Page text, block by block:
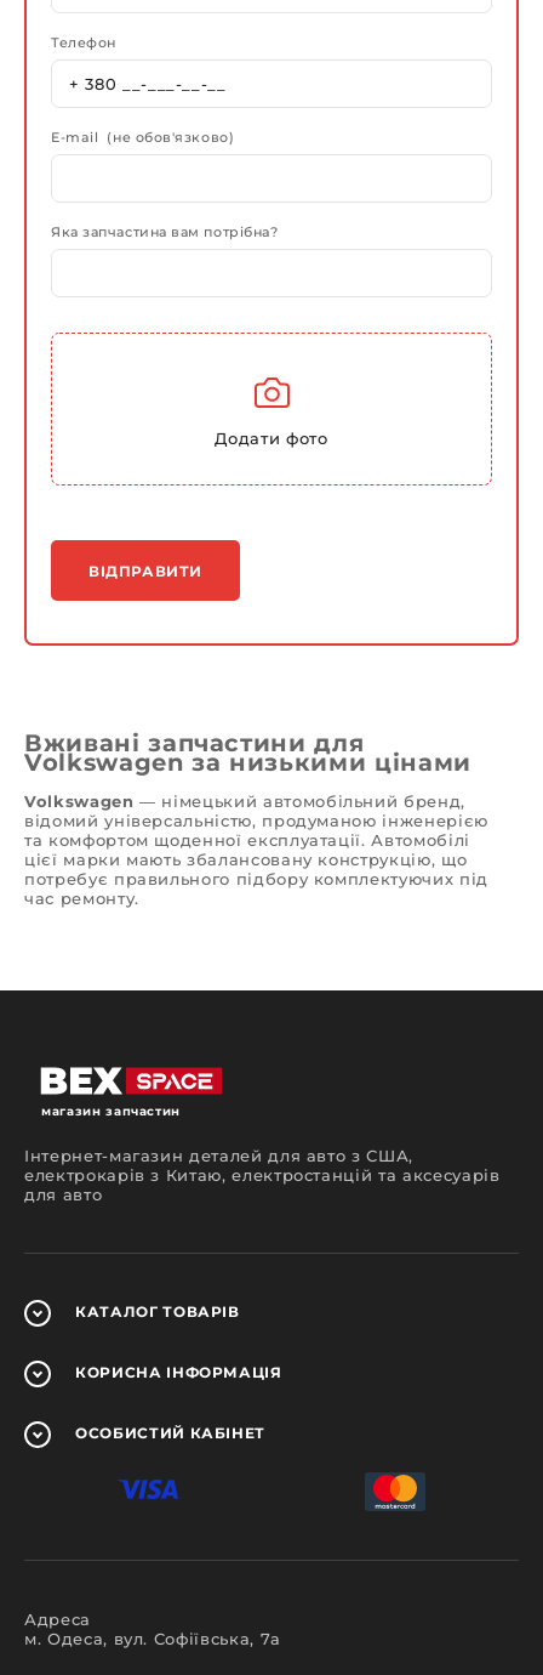
Телефон
E-mail (не обов'язково)
Яка запчастина вам потрібна?
Додати фото
ВІДПРАВИТИ
Вживані запчастини для
Volkswagen за низькими цінами
Volkswagen — німецький автомобільний бренд,
відомий універсальністю, продуманою інженерією
та комфортом щоденної експлуатації. Автомобілі
цієї марки мають збалансовану конструкцію, що
потребує правильного підбору комплектуючих під
час ремонту.
витрат. В інтернет-магазині автозапчастинbex-
підвіски, гальмівної системи, електроніки та
кузова.
відбираються з урахуванням сумісності.
Замовляючи вживані запчастини в bex-
space.com, ви отримуєте надійний сервіс і
практичне рішення для обслуговування
магазин запчастин
Інтернет-магазин деталей для авто з США,
електрокарів з Китаю, електростанцій та аксесуарів
для авто
КАТАЛОГ ТОВАРІВ
КОРИСНА ІНФОРМАЦІЯ
ОСОБИСТИЙ КАБІНЕТ
Адреса
м. Одеса, вул. Софіївська, 7а